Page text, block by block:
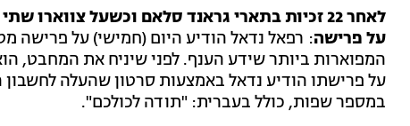
לאחר 22 זכיות בתארי גראנד סלאם וכשעל
על פרישה: רפאל נדאל הודיע היום (חמישי) על פרישה
המפוארות ביותר שידע הענף. לפני שיניח את המחבט,
על פרישתו הודיע נדאל באמצעות סרטון שהעלה
במספר שפות, כולל בעברית: "תודה לכולכם".